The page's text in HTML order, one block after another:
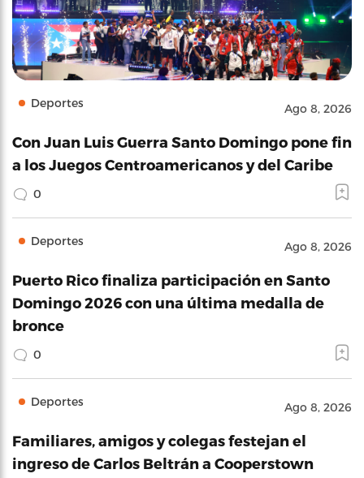
Deportes Ago 8, 2026
Con Juan Luis Guerra Santo Domingo pone fin
a los Juegos Centroamericanos y del Caribe
0
Deportes Ago 8, 2026
Puerto Rico finaliza participación en Santo
Domingo 2026 con una última medalla de
bronce
0
Deportes Ago 8, 2026
Familiares, amigos y colegas festejan el
ingreso de Carlos Beltrán a Cooperstown